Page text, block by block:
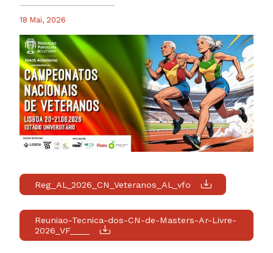
18 Mai, 2026
Reg_AL_2026_CN_Veteranos_AL_vfo
Reuniao-Tecnica-dos-CN-de-Masters-Ar-Livre-
2026_VF____